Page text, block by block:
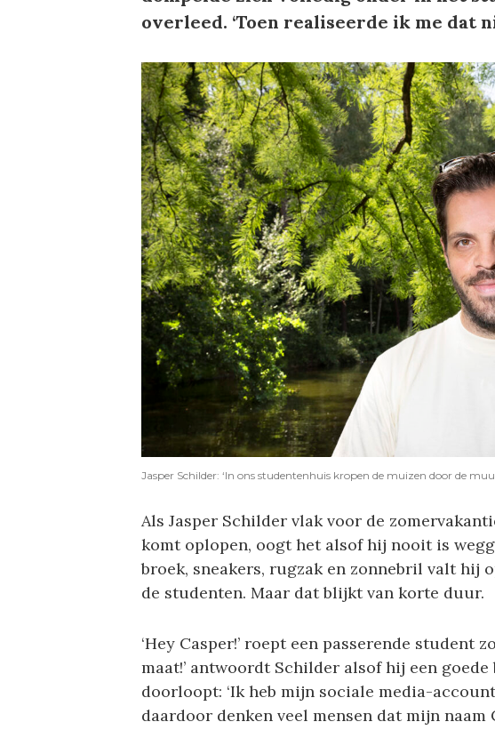
overleed. ‘Toen realiseerde ik me dat
Jasper Schilder: ‘In ons studentenhuis kropen de muizen door de
Als Jasper Schilder vlak voor de
komt oplopen, oogt het alsof hij nooit is
broek, sneakers, rugzak en zonnebril valt hij
de studenten. Maar dat blijkt van korte duur.
‘Hey Casper!’ roept een passerende student
maat!’ antwoordt Schilder alsof hij een
doorloopt: ‘Ik heb mijn sociale media-
daardoor denken veel mensen dat mijn naam